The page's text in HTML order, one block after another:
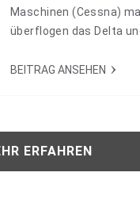
Maschinen (Cessna)
überflogen das Delta
wir uns über die Ebene
BEITRAG ANSEHEN
ERFAHREN